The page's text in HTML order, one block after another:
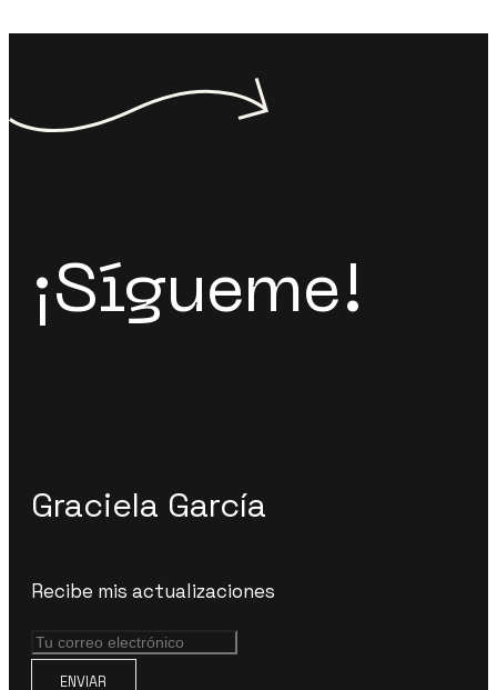
¡Sígueme!
Graciela García
Recibe mis actualizaciones
ENVIAR